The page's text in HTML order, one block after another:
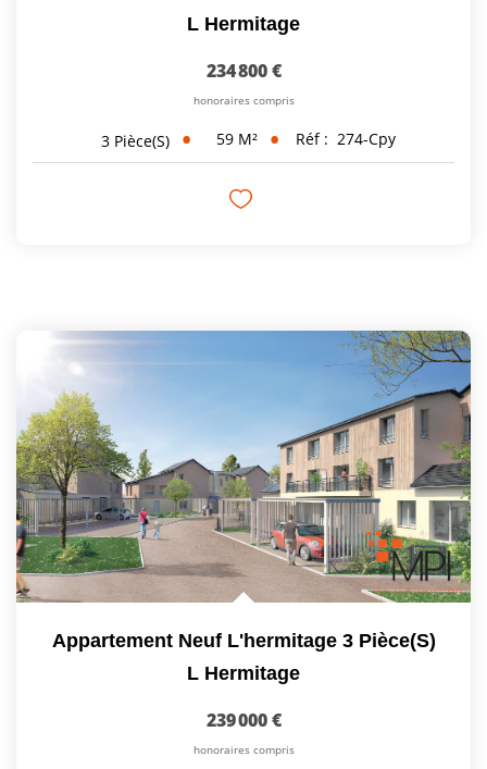
L Hermitage
234 800 €
honoraires compris
3 Pièce(s) 59 M² Réf : 274-Cpy
Appartement Neuf L'hermitage 3 Pièce(s)
L Hermitage
239 000 €
honoraires compris